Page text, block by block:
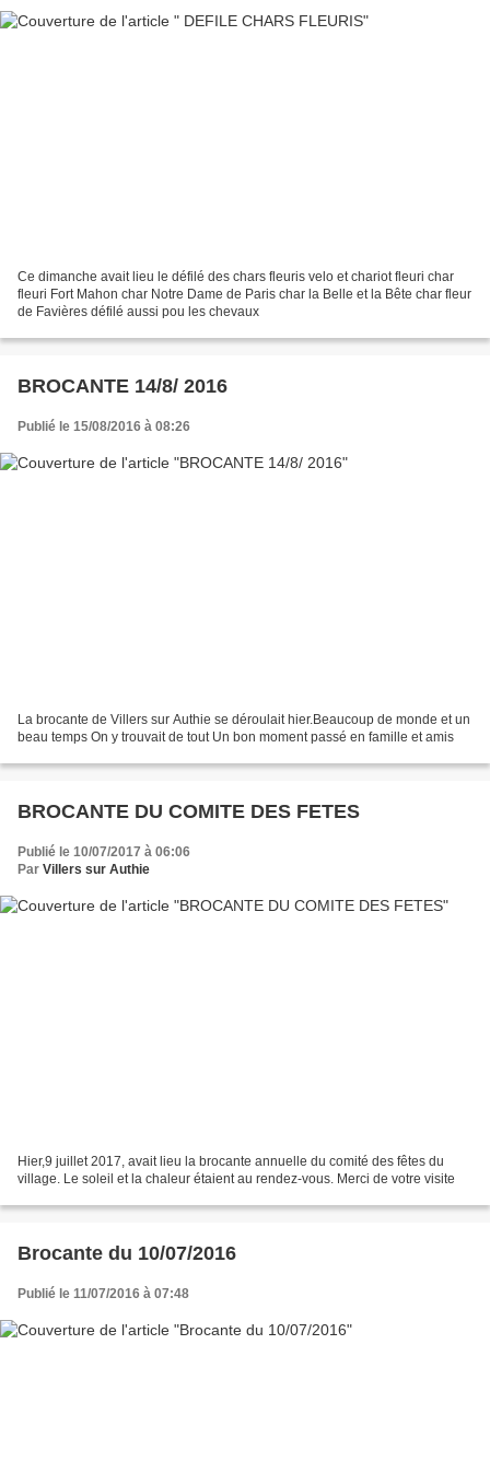
Ce dimanche avait lieu le défilé des chars fleuris velo et chariot fleuri char
fleuri Fort Mahon char Notre Dame de Paris char la Belle et la Bête char fleur
de Favières défilé aussi pou les chevaux
BROCANTE 14/8/ 2016
Publié le 15/08/2016 à 08:26
La brocante de Villers sur Authie se déroulait hier.Beaucoup de monde et un
beau temps On y trouvait de tout Un bon moment passé en famille et amis
BROCANTE DU COMITE DES FETES
Publié le 10/07/2017 à 06:06
Par Villers sur Authie
Hier,9 juillet 2017, avait lieu la brocante annuelle du comité des fêtes du
village. Le soleil et la chaleur étaient au rendez-vous. Merci de votre visite
Brocante du 10/07/2016
Publié le 11/07/2016 à 07:48